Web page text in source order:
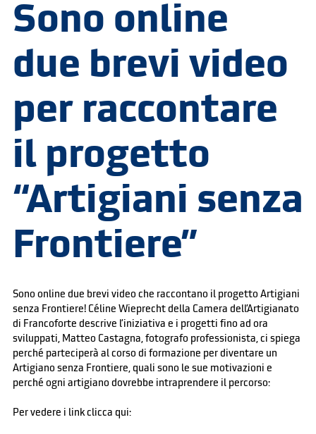
Sono online
due brevi video
per raccontare
il progetto
“Artigiani senza
Frontiere”
Sono online due brevi video che raccontano il progetto Artigiani
senza Frontiere! Céline Wieprecht della Camera dell’Artigianato
di Francoforte descrive l’iniziativa e i progetti fino ad ora
sviluppati, Matteo Castagna, fotografo professionista, ci spiega
perché parteciperà al corso di formazione per diventare un
Artigiano senza Frontiere, quali sono le sue motivazioni e
perché ogni artigiano dovrebbe intraprendere il percorso:
Per vedere i link clicca qui: